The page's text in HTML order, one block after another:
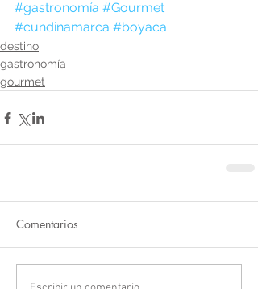
#gastronomía #Gourmet
#cundinamarca #boyaca
destino
gastronomía
gourmet
Comentarios